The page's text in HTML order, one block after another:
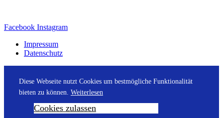
Facebook Instagram
Impressum
Datenschutz
Diese Webseite nutzt Cookies um bestmögliche Funktionalität
bieten zu können. Weiterlesen
Cookies zulassen